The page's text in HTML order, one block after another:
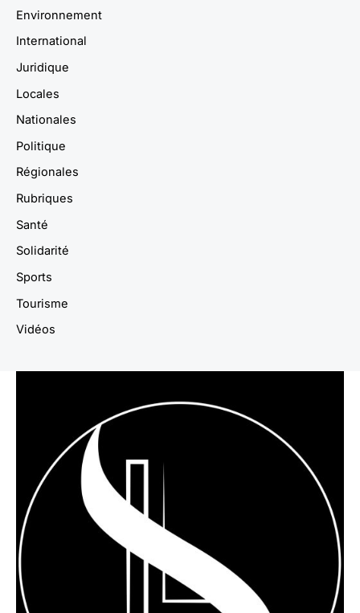
Environnement
International
Juridique
Locales
Nationales
Politique
Régionales
Rubriques
Santé
Solidarité
Sports
Tourisme
Vidéos